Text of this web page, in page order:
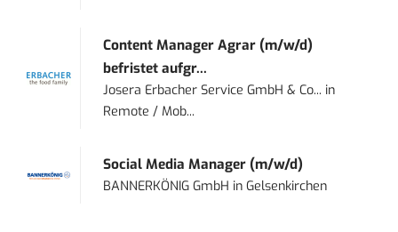
Content Manager Agrar (m/w/d)
befristet aufgr...
Josera Erbacher Service GmbH & Co... in
Remote / Mob...
Social Media Manager (m/w/d)
BANNERKÖNIG GmbH inGelsenkirchen